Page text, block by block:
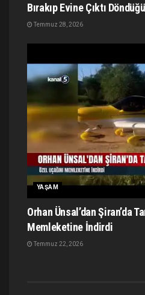
Bırakıp Evine Çıktı
Temmuz 28, 2026
YAŞAM
Orhan Ünsal’dan Şiran’da
Memleketine İndirdi
Temmuz 22, 2026